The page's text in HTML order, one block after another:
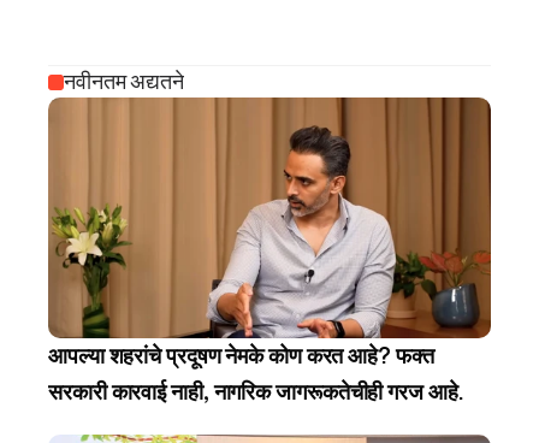
नवीनतम अद्यतने
आपल्या शहरांचे प्रदूषण नेमके कोण करत आहे? फक्त
सरकारी कारवाई नाही, नागरिक जागरूकतेचीही गरज आहे.